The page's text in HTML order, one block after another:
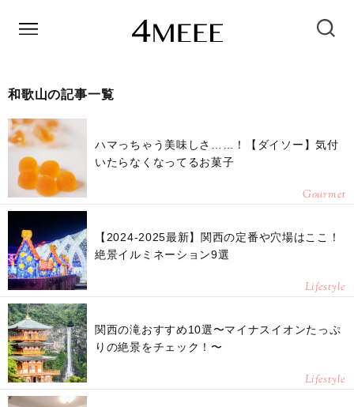
和歌山の記事一覧
ハマっちゃう美味しさ……！【ダイソー】気付
いたらなくなってるお菓子
Gourmet
【2024-2025最新】関西の定番や穴場はここ！
絶景イルミネーション9選
Lifestyle
関西の滝おすすめ10選〜マイナスイオンたっぷ
りの絶景をチェック！〜
Lifestyle